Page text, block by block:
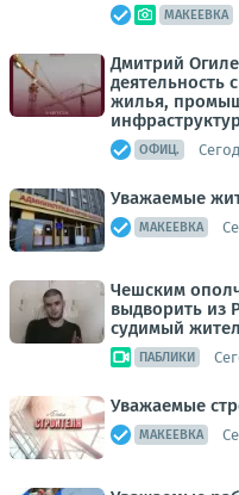
МАКЕЕВКА
Дмитрий
деятельность
жилья,
ОФИЦ.
Уважаемые
МАКЕЕВКА
Чешским
выдворить из
судимый
ПАБЛИКИ
Уважаемые
МАКЕЕВКА